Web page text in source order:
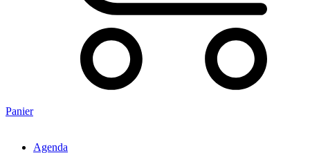
Panier
Agenda